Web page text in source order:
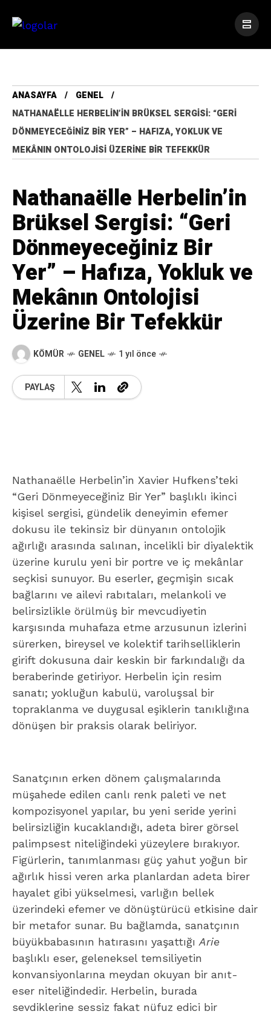
ANASAYFA
GENEL
NATHANAËLLE HERBELIN’IN BRÜKSEL SERGISI: “GERI
DÖNMEYECEĞINIZ BIR YER” – HAFIZA, YOKLUK VE
MEKÂNIN ONTOLOJISI ÜZERINE BIR TEFEKKÜR
Nathanaëlle Herbelin’in
Brüksel Sergisi: “Geri
Dönmeyeceğiniz Bir
Yer” – Hafıza, Yokluk ve
Mekânın Ontolojisi
Üzerine Bir Tefekkür
KÖMÜR GENEL 1 yıl önce
PAYLAŞ
Nathanaëlle Herbelin’in Xavier Hufkens’teki
“Geri Dönmeyeceğiniz Bir Yer” başlıklı ikinci
kişisel sergisi, gündelik deneyimin efemer
dokusu ile tekinsiz bir dünyanın ontolojik
ağırlığı arasında salınan, incelikli bir diyalektik
üzerine kurulu yeni bir portre ve iç mekânlar
seçkisi sunuyor. Bu eserler, geçmişin sıcak
bağlarını ve ailevi rabıtaları, melankoli ve
belirsizlikle örülmüş bir mevcudiyetin
karşısında muhafaza etme arzusunun izlerini
sürerken, bireysel ve kolektif tarihselliklerin
girift dokusuna dair keskin bir farkındalığı da
beraberinde getiriyor. Herbelin için resim
sanatı; yokluğun kabulü, varoluşsal bir
topraklanma ve duygusal eşiklerin tanıklığına
dönüşen bir praksis olarak beliriyor.
Sanatçının erken dönem çalışmalarında
müşahede edilen canlı renk paleti ve net
kompozisyonel yapılar, bu yeni seride yerini
belirsizliğin kucaklandığı, adeta birer görsel
palimpsest niteliğindeki yüzeylere bırakıyor.
Figürlerin, tanımlanması güç yahut yoğun bir
ağırlık hissi veren arka planlardan adeta birer
hayalet gibi yükselmesi, varlığın bellek
üzerindeki efemer ve dönüştürücü etkisine dair
bir metafor sunar. Bu bağlamda, sanatçının
büyükbabasının hatırasını yaşattığı Arie
başlıklı eser, geleneksel temsiliyetin
konvansiyonlarına meydan okuyan bir anıt-
eser niteliğindedir. Herbelin, burada
sevdiklerine sessiz fakat nüfuz edici bir